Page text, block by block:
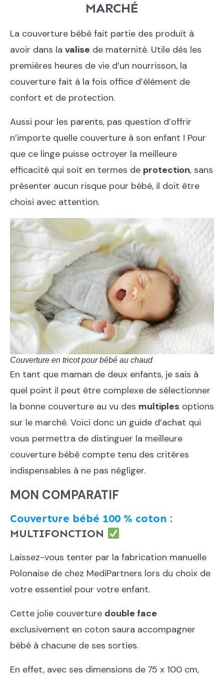
MARCHÉ
La couverture bébé fait partie des produit à
avoir dans la valise de maternité. Utile dès les
premières heures de vie d’un nourrisson, la
couverture fait à la fois office d’élément de
confort et de protection.
Aussi pour les parents, pas question d’offrir
n’importe quelle couverture à son enfant ! Pour
que ce linge puisse octroyer la meilleure
efficacité qui soit en termes de protection, sans
présenter aucun risque pour bébé, il doit être
choisi avec attention.
Couverture en tricot pour bébé au chaud
En tant que maman de deux enfants, je sais à
quel point il peut être complexe de sélectionner
la bonne couverture au vu des multiples options
sur le marché. Voici donc un guide d’achat qui
vous permettra de distinguer la meilleure
couverture bébé compte tenu des critères
indispensables à ne pas négliger.
MON COMPARATIF
Couverture bébé 100 % coton :
MULTIFONCTION
Laissez-vous tenter par la fabrication manuelle
Polonaise de chez MediPartners lors du choix de
votre essentiel pour votre enfant.
Cette jolie couverture double face
exclusivement en coton saura accompagner
bébé à chacune de ses sorties.
En effet, avec ses dimensions de 75 x 100 cm,